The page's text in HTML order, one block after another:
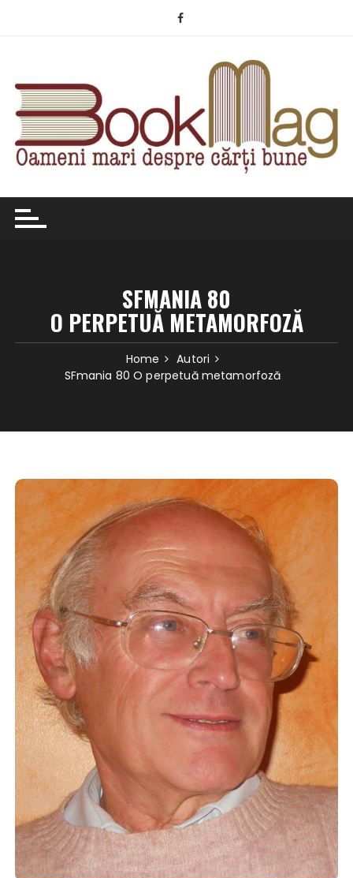
SFMANIA 80
O PERPETUĂ METAMORFOZĂ
Home
Autori
SFmania 80 O perpetuă metamorfoză